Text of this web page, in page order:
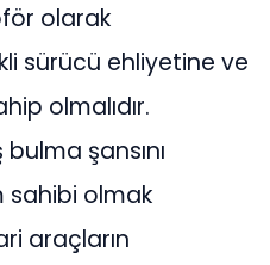
olarak
sürücü ehliyetine ve
olmalıdır.
şansını
sahibi olmak
araçların